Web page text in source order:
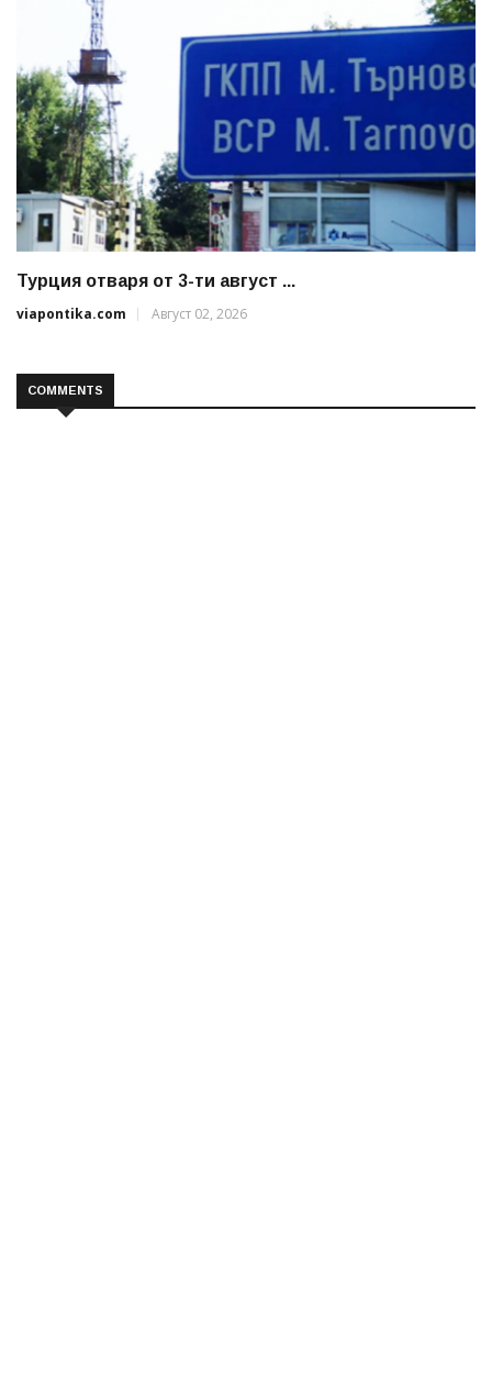
Турция отваря от 3-ти август ...
viapontika.com
Август 02, 2026
COMMENTS